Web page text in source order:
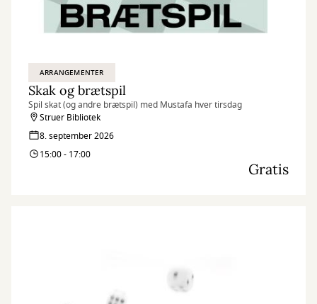
ARRANGEMENTER
Skak og brætspil
Spil skat (og andre brætspil) med Mustafa hver tirsdag
Struer Bibliotek
8. september 2026
15:00 - 17:00
Gratis